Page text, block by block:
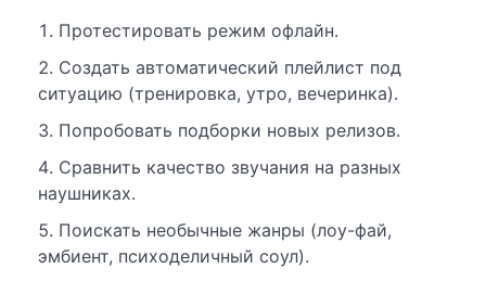
Протестировать режим офлайн.
Создать автоматический плейлист под
ситуацию (тренировка, утро, вечеринка).
Попробовать подборки новых релизов.
Сравнить качество звучания на разных
наушниках.
Поискать необычные жанры (лоу-фай,
эмбиент, психоделичный соул).